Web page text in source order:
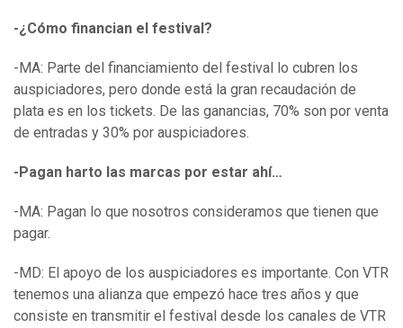
-¿Cómo financian el festival?
-MA: Parte del financiamiento del festival lo cubren los
auspiciadores, pero donde está la gran recaudación de
plata es en los tickets. De las ganancias, 70% son por venta
de entradas y 30% por auspiciadores.
-Pagan harto las marcas por estar ahí…
-MA: Pagan lo que nosotros consideramos que tienen que
pagar.
-MD: El apoyo de los auspiciadores es importante. Con VTR
tenemos una alianza que empezó hace tres años y que
consiste en transmitir el festival desde los canales de VTR